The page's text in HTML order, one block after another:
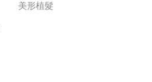
美形植髮